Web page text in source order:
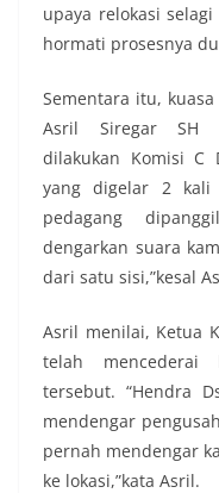
upaya relokasi
hormati prosesnya
Sementara itu,
Asril Siregar SH
dilakukan Komisi C
yang digelar 2 kali
pedagang
dengarkan suara
dari satu sisi,”kesal
Asril menilai, Ketua
telah mencederai
tersebut. “Hendra
mendengar
pernah mendengar
ke lokasi,”kata Asril.